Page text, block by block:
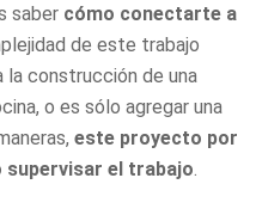
saber cómo conectarte a
de este trabajo
la construcción de una
o es sólo agregar una
este proyecto por
el trabajo.